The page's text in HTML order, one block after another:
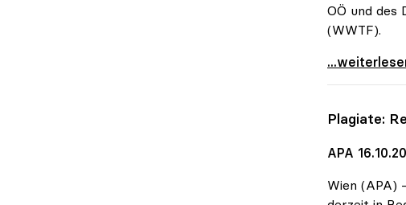
OÖ und des
(WWTF).
uniko
Plagiate:
APA
Wien (APA)